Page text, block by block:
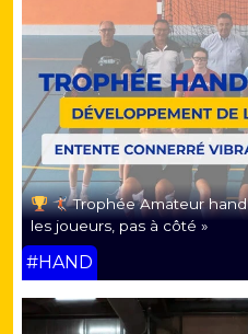
Trophée Amateur
les joueurs, pas à côté »
#HAND